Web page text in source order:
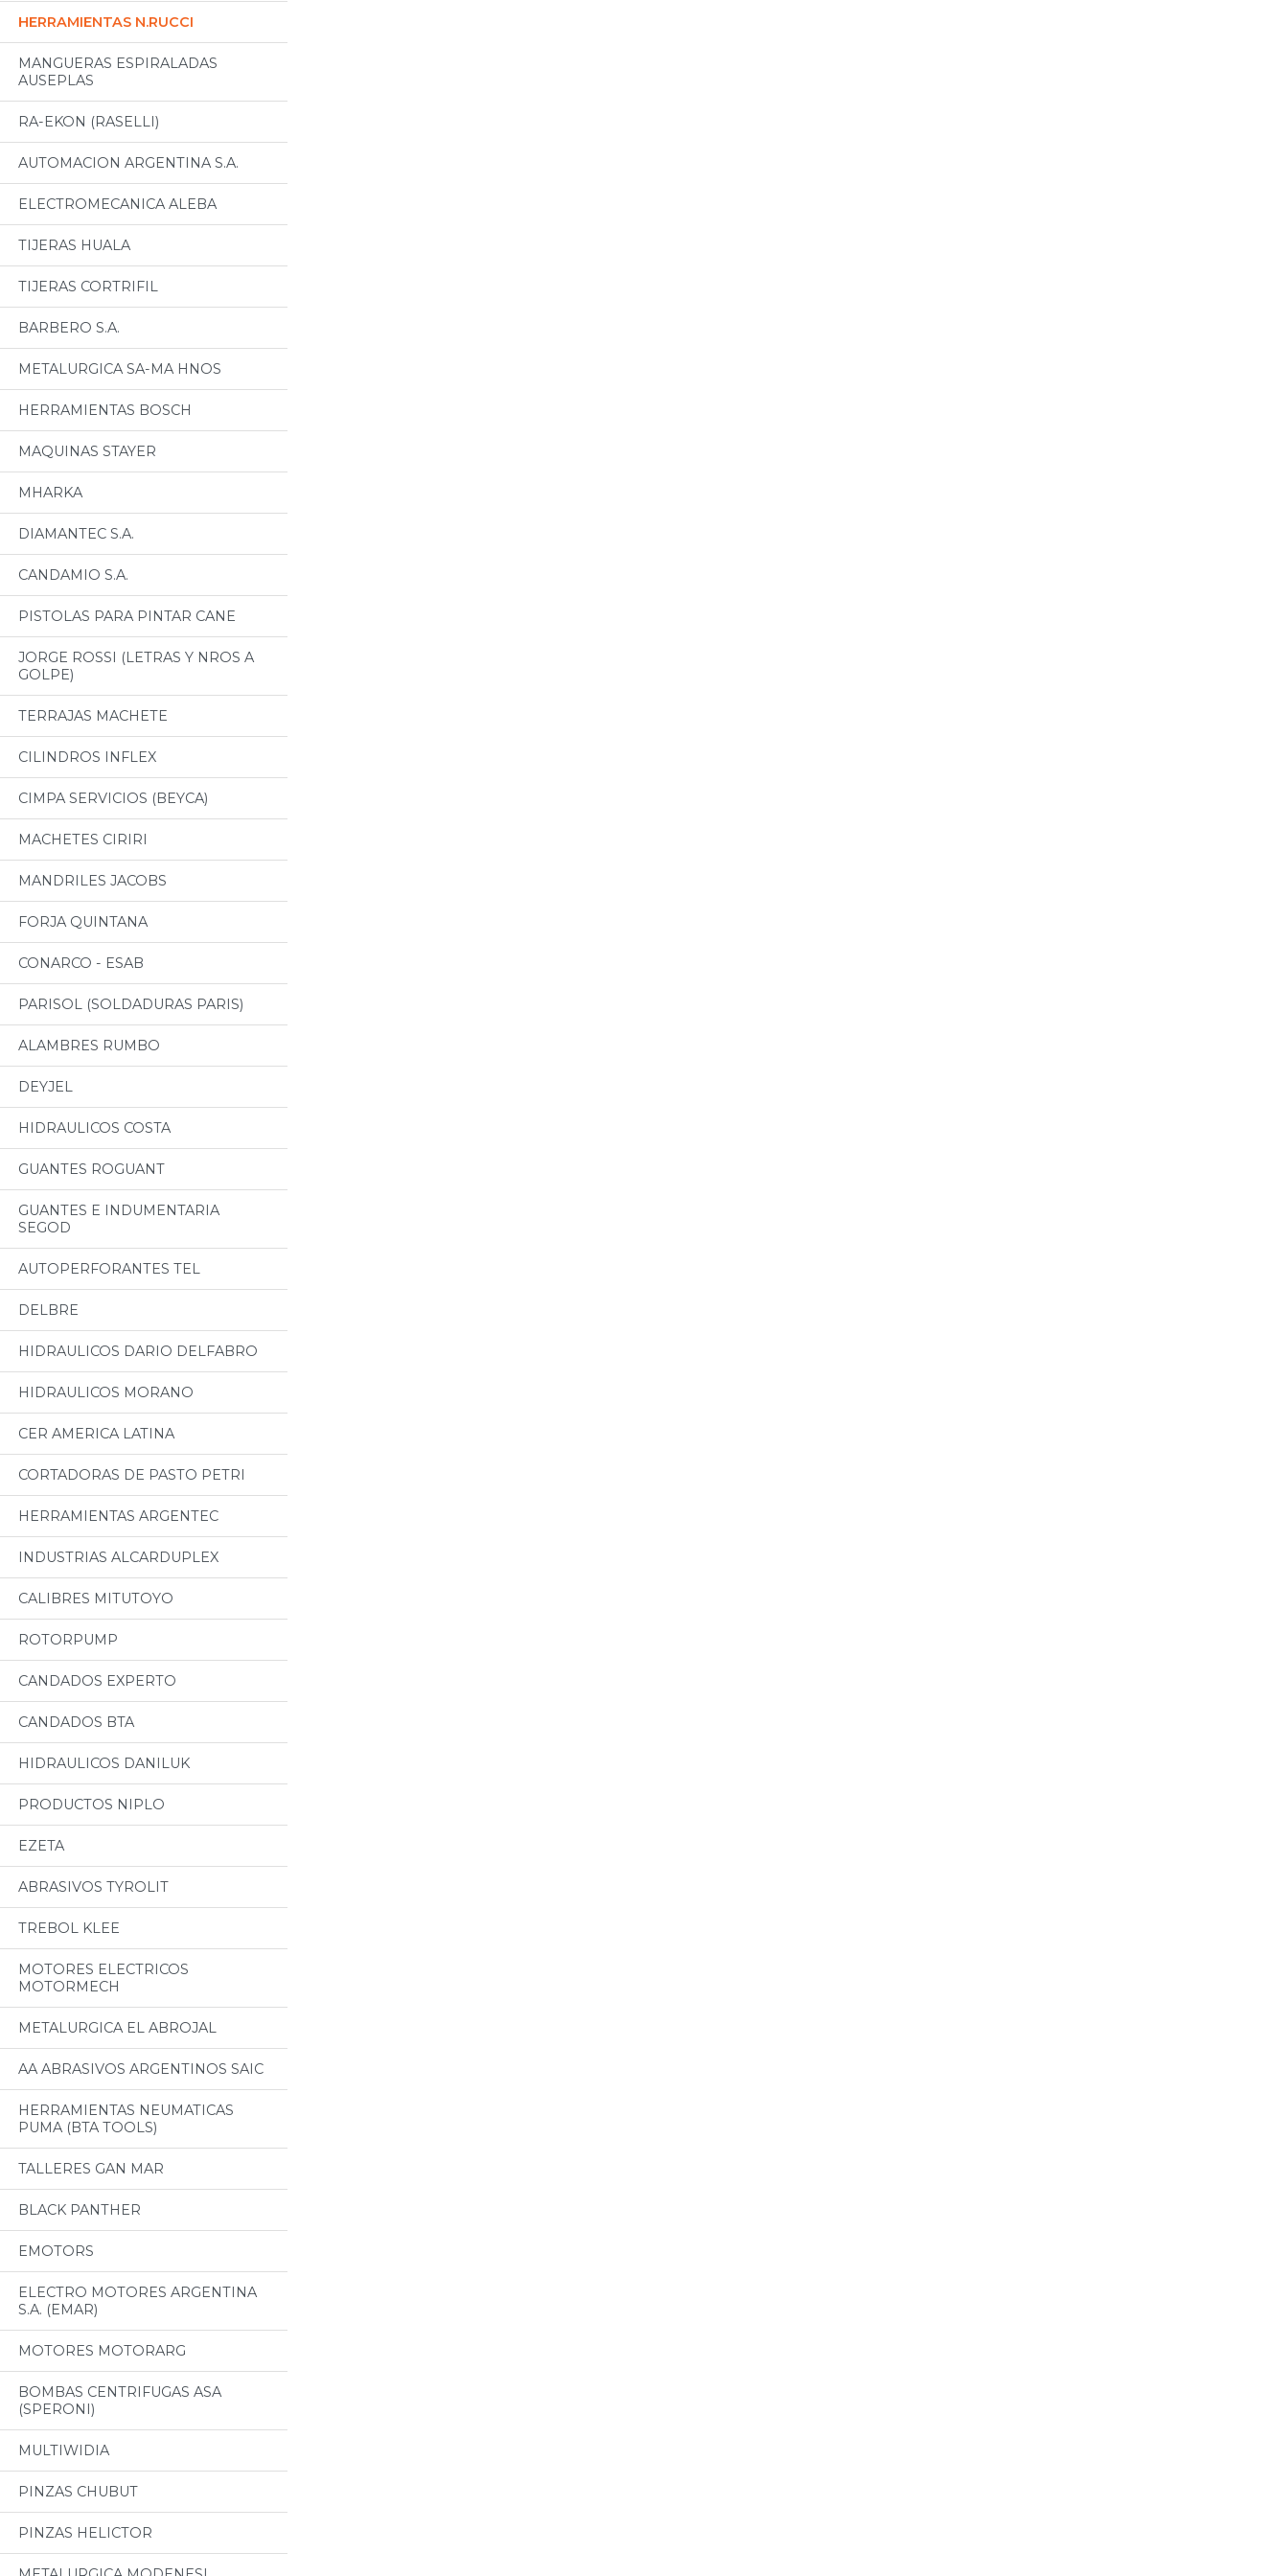
HERRAMIENTAS N.RUCCI
MANGUERAS ESPIRALADAS
AUSEPLAS
RA-EKON (RASELLI)
AUTOMACION ARGENTINA S.A.
ELECTROMECANICA ALEBA
TIJERAS HUALA
TIJERAS CORTRIFIL
BARBERO S.A.
METALURGICA SA-MA HNOS
HERRAMIENTAS BOSCH
MAQUINAS STAYER
MHARKA
DIAMANTEC S.A.
CANDAMIO S.A.
PISTOLAS PARA PINTAR CANE
JORGE ROSSI (LETRAS Y NROS A
GOLPE)
TERRAJAS MACHETE
CILINDROS INFLEX
CIMPA SERVICIOS (BEYCA)
MACHETES CIRIRI
MANDRILES JACOBS
FORJA QUINTANA
CONARCO - ESAB
PARISOL (SOLDADURAS PARIS)
ALAMBRES RUMBO
DEYJEL
HIDRAULICOS COSTA
GUANTES ROGUANT
GUANTES E INDUMENTARIA
SEGOD
AUTOPERFORANTES TEL
DELBRE
HIDRAULICOS DARIO DELFABRO
HIDRAULICOS MORANO
CER AMERICA LATINA
CORTADORAS DE PASTO PETRI
HERRAMIENTAS ARGENTEC
INDUSTRIAS ALCARDUPLEX
CALIBRES MITUTOYO
ROTORPUMP
CANDADOS EXPERTO
CANDADOS BTA
HIDRAULICOS DANILUK
PRODUCTOS NIPLO
EZETA
ABRASIVOS TYROLIT
TREBOL KLEE
MOTORES ELECTRICOS
MOTORMECH
METALURGICA EL ABROJAL
AA ABRASIVOS ARGENTINOS SAIC
HERRAMIENTAS NEUMATICAS
PUMA (BTA TOOLS)
TALLERES GAN MAR
BLACK PANTHER
EMOTORS
ELECTRO MOTORES ARGENTINA
S.A. (EMAR)
MOTORES MOTORARG
BOMBAS CENTRIFUGAS ASA
(SPERONI)
MULTIWIDIA
PINZAS CHUBUT
PINZAS HELICTOR